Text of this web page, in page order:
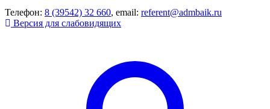
Телефон: 8 (39542) 32 660, email: referent@admbaik.ru
Версия для слабовидящих